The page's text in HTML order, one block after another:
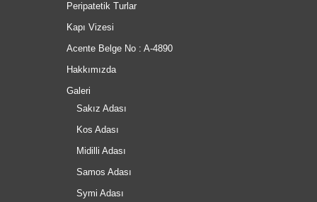
Peripatetik Turlar
Kapı Vizesi
Acente Belge No : A-4890
Hakkımızda
Galeri
Sakız Adası
Kos Adası
Midilli Adası
Samos Adası
Symi Adası